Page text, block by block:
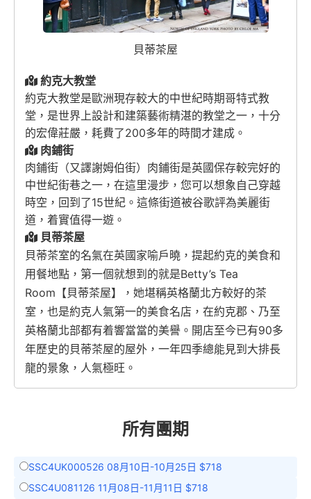
貝蒂茶屋
約克大教堂
約克大教堂是歐洲現存較大的中世紀時期哥特式教
堂，是世界上設計和建築藝術精湛的教堂之一，十分
的宏偉莊嚴，耗費了200多年的時間才建成。
肉鋪街
肉鋪街（又譯謝姆伯街）肉鋪街是英國保存較完好的
中世紀街巷之一，在這里漫步，您可以想象自己穿越
時空，回到了15世紀。這條街道被谷歌評為美麗街
道，着實值得一遊。
貝蒂茶屋
貝蒂茶室的名氣在英國家喻戶曉， 提起約克的美食和
用餐地點，第一個就想到的就是Betty’s Tea
Room【貝蒂茶屋】，她堪稱英格蘭北方較好的茶
室，也是約克人氣第一的美食名店，在約克郡、乃至
英格蘭北部都有着響當當的美譽。開店至今已有90多
年歷史的貝蒂茶屋的屋外，一年四季總能見到大排長
龍的景象，人氣極旺。
所有團期
SSC4UK000526 08月10日-10月25日 $718
SSC4U081126 11月08日-11月11日 $718